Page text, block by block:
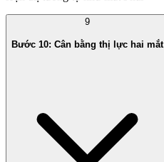
9
Bước 10: Cân bằng thị lực hai mắt